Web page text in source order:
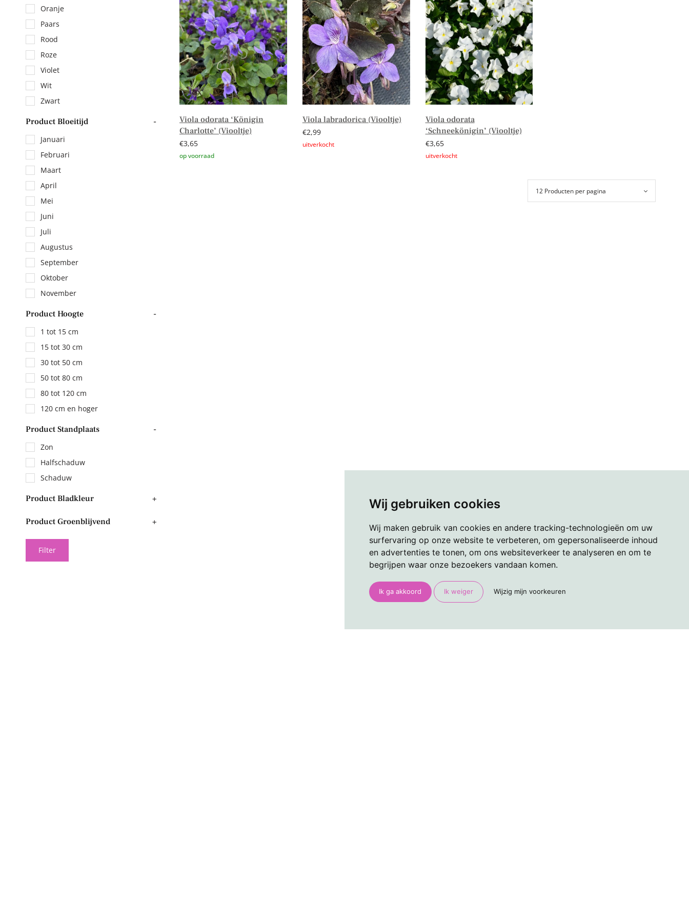
Wij gebruiken cookies
Wij maken gebruik van cookies en andere tracking-technologieën om uw
surfervaring op onze website te verbeteren, om gepersonaliseerde inhoud
en advertenties te tonen, om ons websiteverkeer te analyseren en om te
begrijpen waar onze bezoekers vandaan komen.
Ik ga akkoord Ik weiger Wijzig mijn voorkeuren
Oranje
Paars
Rood
Roze
Violet
Wit
Zwart
Product Bloeitijd -
Januari
Februari
Maart
April
Mei
Juni
Juli
Augustus
September
Oktober
November
Product Hoogte -
1 tot 15 cm
15 tot 30 cm
30 tot 50 cm
50 tot 80 cm
80 tot 120 cm
120 cm en hoger
Product Standplaats -
Zon
Halfschaduw
Schaduw
Product Bladkleur +
Product Groenblijvend +
Filter
Viola odorata ‘Königin
Charlotte’ (Viooltje)
€3,65
Viola labradorica (Viooltje)
€2,99
Viola odorata
‘Schneekönigin’ (Viooltje)
€3,65